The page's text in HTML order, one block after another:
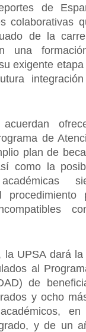
de
colaborativas
de la
una
exigente
acuerdan
de
plan de
como la
académicas
procedimiento
la UPSA dará
al
de
y ocho
y de un